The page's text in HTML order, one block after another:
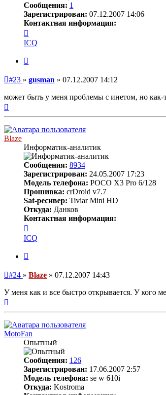
Сообщения: 1
Зарегистрирован: 07.12.2007 14:06
Контактная информация:
информация
пользователя
ICQ
Непрочитанное
сообщение
#23 » gusman » 07.12.2007 14:12
может быть у меня проблемы с инетом, но как-
Blaze
Информатик-аналитик
Сообщения: 8934
Зарегистрирован: 24.05.2007 17:23
Модель телефона: POCO X3 Pro 6/128
Прошивка: crDroid v7.7
Sat-ресивер: Tiviar Mini HD
Откуда: Данков
Контактная информация:
информация
пользователя
ICQ
Непрочитанное
#24 » Blaze » 07.12.2007 14:43
У меня как и все быстро открывается. У кого
MotoFan
Опытный
Сообщения: 126
Зарегистрирован: 17.06.2007 2:57
Модель телефона: se w 610i
Откуда: Kostroma